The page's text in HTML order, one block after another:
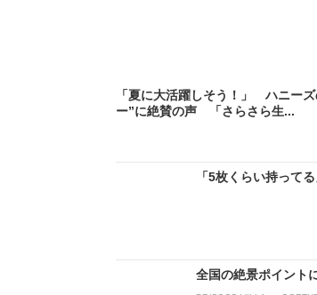
「夏に大活躍しそう！」 ハニー
ー”に絶賛の声 「さらさら生...
「5枚くらい持って
全国の絶景ポイント